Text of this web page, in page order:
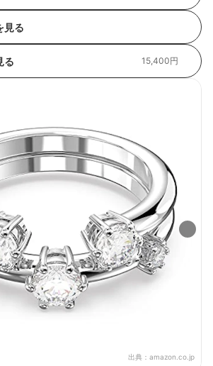
見る
る 15,400円
出典： amazon.co.jp